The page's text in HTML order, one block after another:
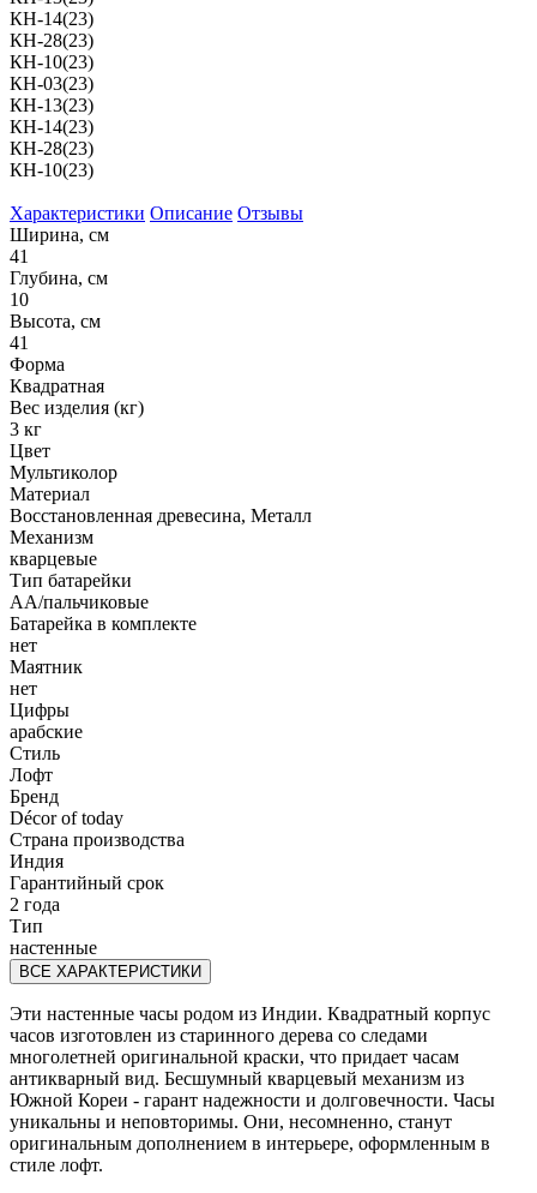
КН-14(23)
КН-28(23)
КН-10(23)
КН-03(23)
КН-13(23)
КН-14(23)
КН-28(23)
КН-10(23)
Характеристики Описание Отзывы
Ширина, см
41
Глубина, см
10
Высота, см
41
Форма
Квадратная
Вес изделия (кг)
3 кг
Цвет
Мультиколор
Материал
Восстановленная древесина, Металл
Механизм
кварцевые
Тип батарейки
АА/пальчиковые
Батарейка в комплекте
нет
Маятник
нет
Цифры
арабские
Стиль
Лофт
Бренд
Décor of today
Страна производства
Индия
Гарантийный срок
2 года
Тип
настенные
ВСЕ ХАРАКТЕРИСТИКИ
Эти настенные часы родом из Индии. Квадратный корпус
часов изготовлен из старинного дерева со следами
многолетней оригинальной краски, что придает часам
антикварный вид. Бесшумный кварцевый механизм из
Южной Кореи - гарант надежности и долговечности. Часы
уникальны и неповторимы. Они, несомненно, станут
оригинальным дополнением в интерьере, оформленным в
стиле лофт.